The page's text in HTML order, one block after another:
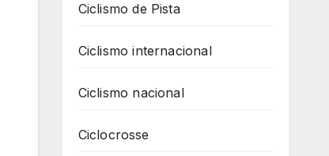
Ciclismo de Pista
Ciclismo internacional
Ciclismo nacional
Ciclocrosse